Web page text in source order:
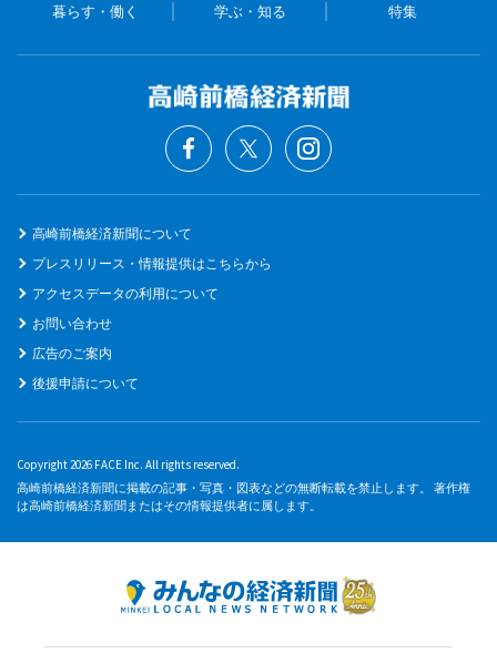
暮らす・働く 学ぶ・知る 特集
高崎前橋経済新聞について
プレスリリース・情報提供はこちらから
アクセスデータの利用について
お問い合わせ
広告のご案内
後援申請について
Copyright 2026 FACE Inc. All rights reserved.
高崎前橋経済新聞に掲載の記事・写真・図表などの無断転載を禁止します。 著作権
は高崎前橋経済新聞またはその情報提供者に属します。